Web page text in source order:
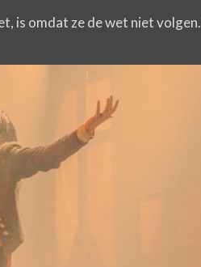
is omdat ze de wet niet volgen.